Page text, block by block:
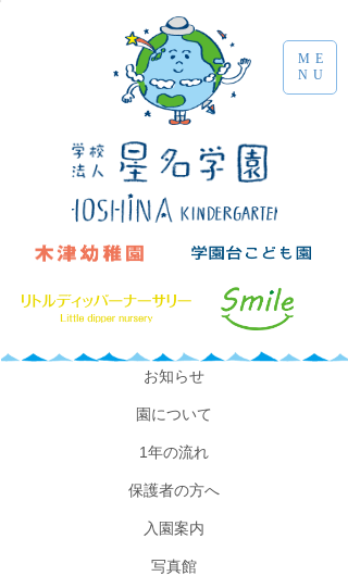
ME
NU
​お知らせ
園について
​1年の流れ
保護者の方へ
入園案内
写真館